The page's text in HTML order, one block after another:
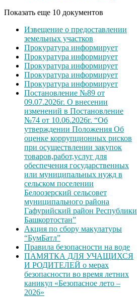
Показать еще 10 документов
Извещение о предоставлении
земельных участков
Прокуратура информирует
Прокуратура информирует
Прокуратура информирует
Прокуратура информирует
Прокуратура информирует
Постановление №89 от
09.07.2026г. О внесении
изменений в Постановление
№74 от 10.06.2026г. “Об
утверждении Положения Об
оценке коррупционных рисков
при осуществлении закупок
товаров,работ,услуг для
обеспечения государственных
или муниципальных нужд в
сельском поселении
Белоозерский сельсовет
муниципального района
Гафурийский район Республики
Башкортостан”
Акция по сбору макулатуры
“БумБатл”
Правила безопасности на воде
ПАМЯТКА ДЛЯ УЧАЩИХСЯ
И РОДИТЕЛЕЙ о мерах
безопасности во время летних
каникул «Безопасное лето –
2026»